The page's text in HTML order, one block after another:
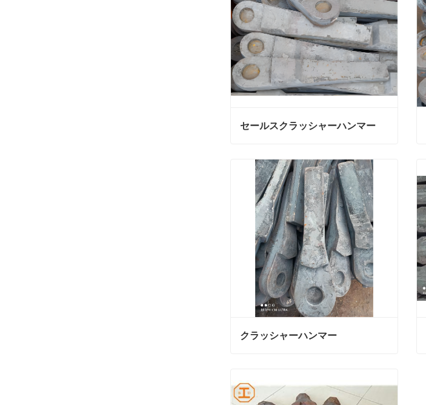
セールスクラッシャーハンマー
セールスクラッシャーハンマー
今連絡
クラッシャーハンマー
今連絡